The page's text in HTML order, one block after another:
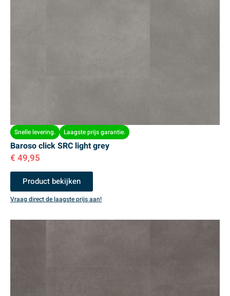
Snelle levering. Laagste prijs garantie.
Baroso click SRC light grey
€ 49,95
Product bekijken
Vraag direct de laagste prijs aan!